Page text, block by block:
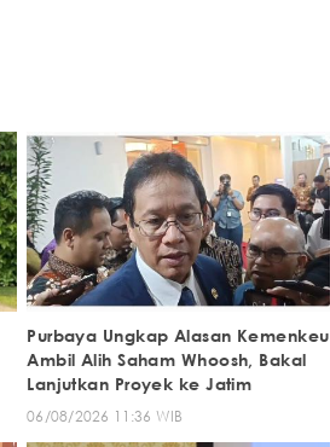
Purbaya Ungkap Alasan Kemenkeu
Ambil Alih Saham Whoosh, Bakal
Lanjutkan Proyek ke Jatim
06/08/2026 11:36 WIB